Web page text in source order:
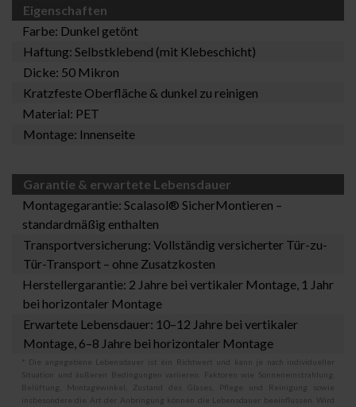
Eigenschaften
Farbe: Dunkel getönt
Haftung: Selbstklebend (mit Klebeschicht)
Dicke: 50 Mikron
Kratzfeste Oberfläche & dunkel zu reinigen
Material: PET
Montage: Innenseite
Garantie & erwartete Lebensdauer
Montagegarantie: Scalasol® SicherMontieren –
standardmäßig enthalten
Transportversicherung: Vollständig versicherter Tür-zu-
Tür-Transport – ohne Zusatzkosten
Herstellergarantie: 2 Jahre bei vertikaler Montage, 1 Jahr
bei horizontaler Montage
Erwartete Lebensdauer: 10–12 Jahre bei vertikaler
Montage, 6–8 Jahre bei horizontaler Montage
* Die angegebene Lebensdauer ist ein Richtwert und kann je nach individueller
Situation und äußeren Bedingungen variieren. Faktoren wie Sonneneinstrahlung,
Belüftung, Montagewinkel, Zustand des Glases, Pflege und Reinigung sowie
insbesondere die Art der Anbringung können die Lebensdauer beeinflussen. Wird